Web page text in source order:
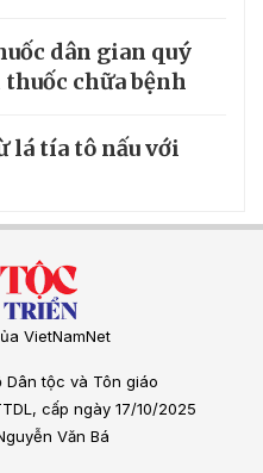
dân gian quý
chữa bệnh
lá tía tô nấu với
VietNamNet
Dân tộc và Tôn giáo
cấp ngày 17/10/2025
Văn Bá